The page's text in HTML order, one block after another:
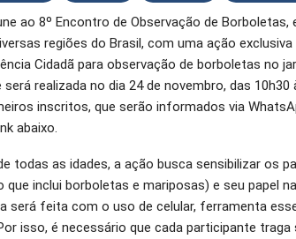
O email
ao 8º Encontro de Observação de Borboletas,
regiões do Brasil, com uma ação
Cidadã para observação de borboletas no
realizada no dia 24 de novembro, das
inscritos, que serão informados via
abaixo.
todas as idades, a ação busca sensibilizar os
que inclui borboletas e mariposas) e seu papel
será feita com o uso de celular, ferramenta
isso, é necessário que cada participante traga